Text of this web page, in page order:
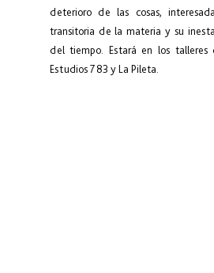
deterioro de las cosas,
transitoria de la materia y su
del tiempo. Estará en los talleres
Estudios 783 y La Pileta.